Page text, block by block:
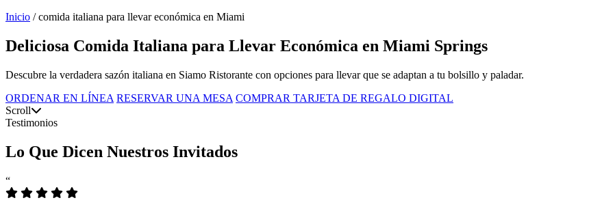
Inicio / comida italiana para llevar económica en Miami
Deliciosa Comida Italiana para Llevar Económica en Miami Springs
Descubre la verdadera sazón italiana en Siamo Ristorante con opciones para llevar que se adaptan a tu bolsillo y paladar.
ORDENAR EN LÍNEA RESERVAR UNA MESA COMPRAR TARJETA DE REGALO DIGITAL
Scroll
Testimonios
Lo Que Dicen Nuestros Invitados
“